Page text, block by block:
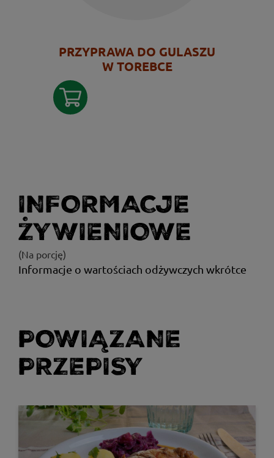
PRZYPRAWA DO GULASZU
W TOREBCE
INFORMACJE
ŻYWIENIOWE
(Na porcję)
Informacje o wartościach odżywczych wkrótce
POWIĄZANE
PRZEPISY